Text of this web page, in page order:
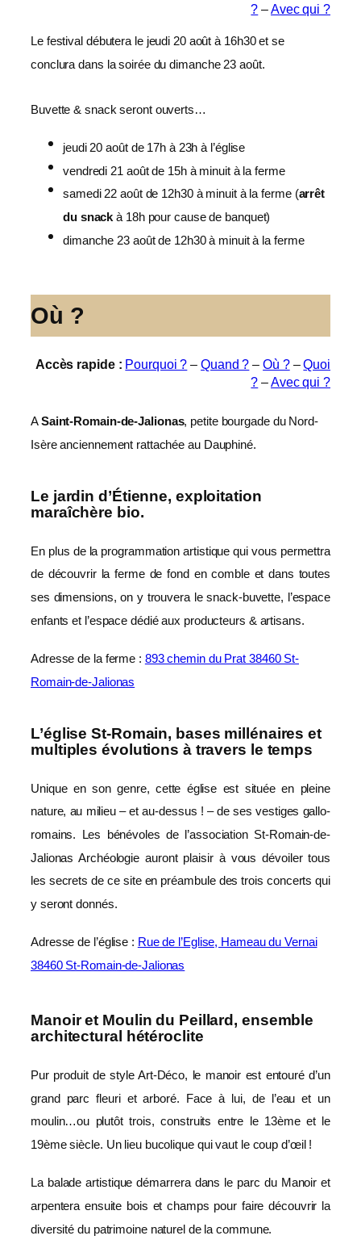
? – Avec qui ?
Le festival débutera le jeudi 20 août à 16h30 et se
conclura dans la soirée du dimanche 23 août.
Buvette & snack seront ouverts…
jeudi 20 août de 17h à 23h à l’église
vendredi 21 août de 15h à minuit à la ferme
samedi 22 août de 12h30 à minuit à la ferme (arrêt
du snack à 18h pour cause de banquet)
dimanche 23 août de 12h30 à minuit à la ferme
Où ?
Accès rapide : Pourquoi ? –Quand ? –Où ?–Quoi
? –Avec qui ?
ASaint-Romain-de-Jalionas, petite bourgade du Nord-
Isère anciennement rattachée au Dauphiné.
Le jardin d’Étienne, exploitation
maraîchère bio.
En plus de la programmation artistique qui vous permettra
de découvrir la ferme de fond en comble et dans toutes
ses dimensions, on y trouvera le snack-buvette, l’espace
enfants et l’espace dédié aux producteurs & artisans.
Adresse de la ferme : 893 chemin du Prat 38460 St-
Romain-de-Jalionas
L’église St-Romain, bases millénaires et
multiples évolutions à travers le temps
Unique en son genre, cette église est située en pleine
nature, au milieu – et au-dessus ! – de ses vestiges gallo-
romains. Les bénévoles de l’association St-Romain-de-
Jalionas Archéologie auront plaisir à vous dévoiler tous
les secrets de ce site en préambule des trois concerts qui
y seront donnés.
Adresse de l’église : Rue de l’Eglise, Hameau du Vernai
38460 St-Romain-de-Jalionas
Manoir et Moulin du Peillard, ensemble
architectural hétéroclite
Pur produit de style Art-Déco, le manoir est entouré d’un
grand parc fleuri et arboré. Face à lui, de l’eau et un
moulin…ou plutôt trois, construits entre le 13ème et le
19ème siècle. Un lieu bucolique qui vaut le coup d’œil !
La balade artistique démarrera dans le parc du Manoir et
arpentera ensuite bois et champs pour faire découvrir la
diversité du patrimoine naturel de la commune.